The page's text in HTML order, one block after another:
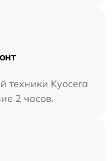
техники Kyocera
2 часов.